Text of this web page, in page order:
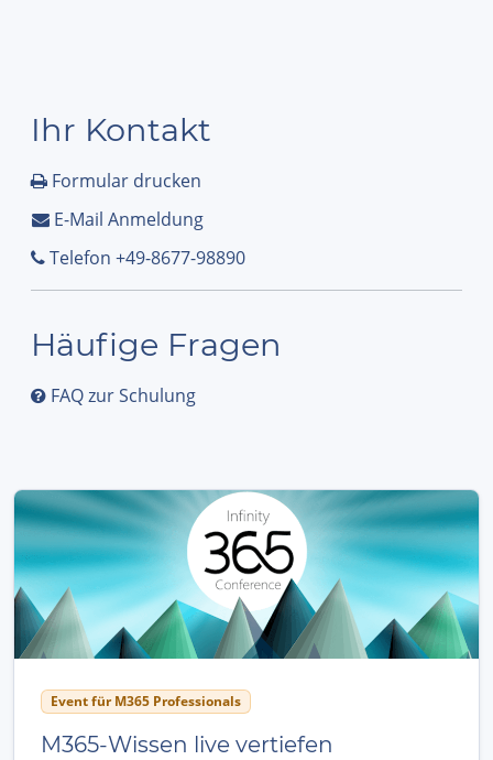
Ihr Kontakt
Formular drucken
E-Mail Anmeldung
Telefon +49-8677-98890
Häufige Fragen
FAQ zur Schulung
Event für M365 Professionals
M365-Wissen live vertiefen